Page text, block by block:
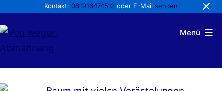
Kontakt: 081916474513 oder E-Mail senden
Inhalt
springen
Menü